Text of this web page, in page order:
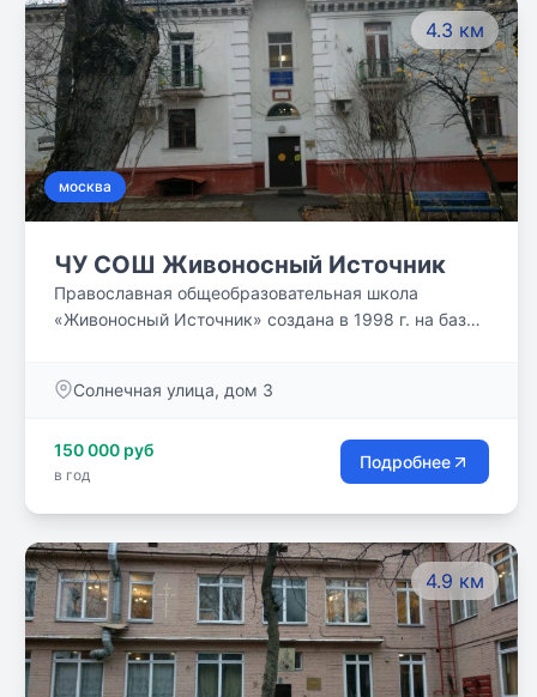
4.3 км
москва
ЧУ СОШ Живоносный Источник
Православная общеобразовательная школа
«Живоносный Источник» создана в 1998 г. на базе
Солнечная улица, дом 3
150 000 руб
в год
Подробнее
4.9 км